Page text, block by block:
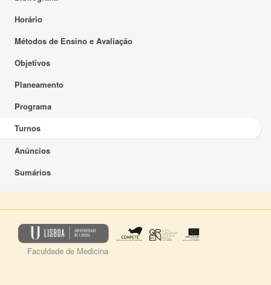
Horário
Métodos de Ensino e Avaliação
Objetivos
Planeamento
Programa
Turnos
Anúncios
Sumários
Faculdade de Medicina